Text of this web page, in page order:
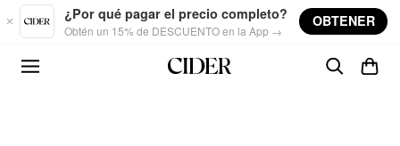
Skip to main content
¿Por qué pagar el precio completo?
Obtén un 15% de DESCUENTO en la App →
OBTENER